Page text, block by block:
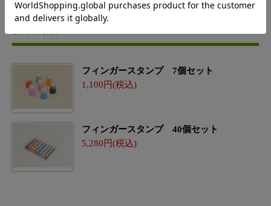
フィンガースタンプ 7個セット
1,100
フィンガースタンプ 40個セット
5,280